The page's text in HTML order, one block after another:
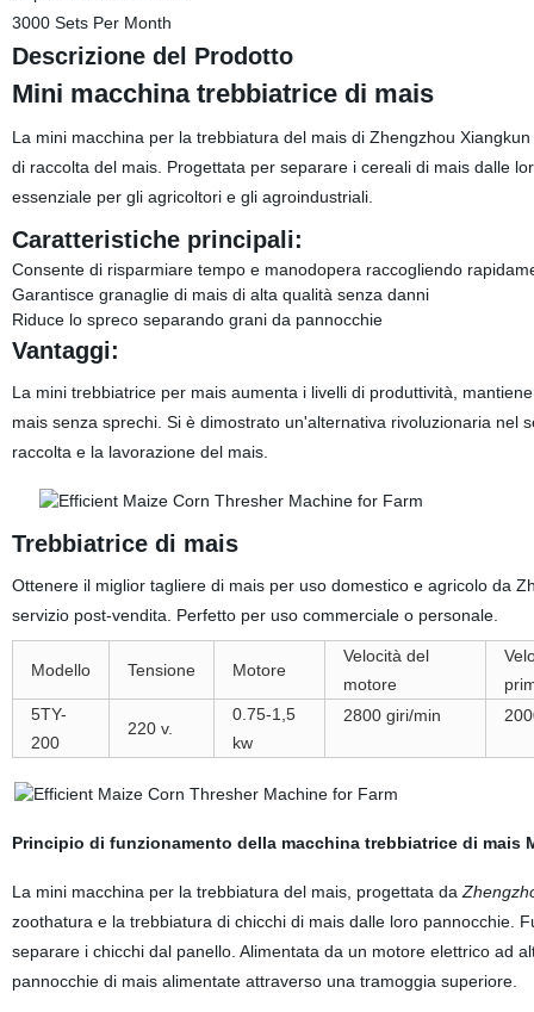
3000 Sets Per Month
Descrizione del Prodotto
Mini macchina trebbiatrice di mais
La mini macchina per la trebbiatura del mais di Zhengzhou
di raccolta del mais. Progettata per separare i cereali di mais dalle
essenziale per gli agricoltori e gli agroindustriali.
Caratteristiche principali:
Consente di risparmiare tempo e manodopera raccogliendo
Garantisce granaglie di mais di alta qualità senza danni
Riduce lo spreco separando grani da pannocchie
Vantaggi:
La mini trebbiatrice per mais aumenta i livelli di produttività,
mais senza sprechi. Si è dimostrato un'alternativa rivoluzionaria
raccolta e la lavorazione del mais.
Trebbiatrice di mais
Ottenere il miglior tagliere di mais per uso domestico e agricolo da
servizio post-vendita. Perfetto per uso commerciale o personale.
Modello Tensione Motore
Velocità del
motore
5TY-
200
220 v.
0.75-1,5
kw
2800 giri/min
Principio di funzionamento della macchina trebbiatrice di mais
La mini macchina per la trebbiatura del mais, progettata da
zoothatura e la trebbiatura di chicchi di mais dalle loro pannocchie.
separare i chicchi dal panello. Alimentata da un motore elettrico ad
pannocchie di mais alimentate attraverso una tramoggia superiore.